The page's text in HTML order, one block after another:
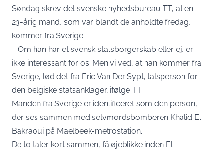
Søndag skrev det svenske nyhedsbureau TT, at en
23-årig mand, som var blandt de anholdte fredag,
kommer fra Sverige.
– Om han har et svensk statsborgerskab eller ej, er
ikke interessant for os. Men vi ved, at han kommer fra
Sverige, lød det fra Eric Van Der Sypt, talsperson for
den belgiske statsanklager, ifølge TT.
Manden fra Sverige er identificeret som den person,
der ses sammen med selvmordsbomberen Khalid El
Bakraoui på Maelbeek-metrostation.
De to taler kort sammen, få øjeblikke inden El